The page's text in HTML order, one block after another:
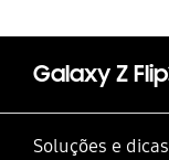
Soluções e dicas